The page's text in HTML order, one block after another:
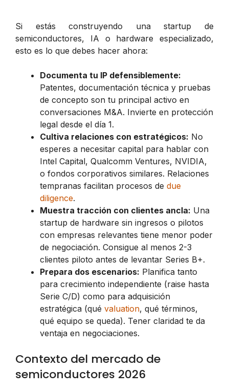
Si estás construyendo una startup de
semiconductores, IA o hardware especializado,
esto es lo que debes hacer ahora:
Documenta tu IP defensiblemente:
Patentes, documentación técnica y pruebas
de concepto son tu principal activo en
conversaciones M&A. Invierte en protección
legal desde el día 1.
Cultiva relaciones con estratégicos: No
esperes a necesitar capital para hablar con
Intel Capital, Qualcomm Ventures, NVIDIA,
o fondos corporativos similares. Relaciones
tempranas facilitan procesos de due
diligence.
Muestra tracción con clientes ancla: Una
startup de hardware sin ingresos o pilotos
con empresas relevantes tiene menor poder
de negociación. Consigue al menos 2-3
clientes piloto antes de levantar Series B+.
Prepara dos escenarios: Planifica tanto
para crecimiento independiente (raise hasta
Serie C/D) como para adquisición
estratégica (qué valuation, qué términos,
qué equipo se queda). Tener claridad te da
ventaja en negociaciones.
Contexto del mercado de
semiconductores 2026